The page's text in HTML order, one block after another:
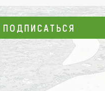
ПОДПИСАТЬСЯ
ПОДПИСАТЬСЯ